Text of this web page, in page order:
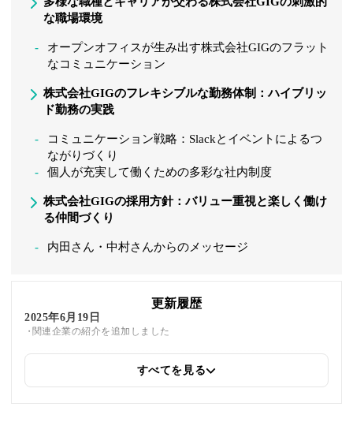
な職場環境
オープンオフィスが生み出す株式会社GIGのフラット
なコミュニケーション
株式会社GIGのフレキシブルな勤務体制：ハイブリッ
ド勤務の実践
コミュニケーション戦略：Slackとイベントによるつ
ながりづくり
個人が充実して働くための多彩な社内制度
株式会社GIGの採用方針：バリュー重視と楽しく働け
る仲間づくり
内田さん・中村さんからのメッセージ
更新履歴
2025年6月19日
関連企業の紹介を追加しました
筆者情報を更新しました
すべてを見る